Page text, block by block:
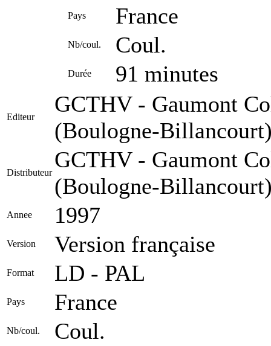
Pays France
Nb/coul. Coul.
Durée 91 minutes
Editeur
GCTHV - Gaumont
(Boulogne-
Distributeur
GCTHV - Gaumont
(Boulogne-
Annee 1997
Version Version française
Format LD - PAL
Pays France
Nb/coul. Coul.